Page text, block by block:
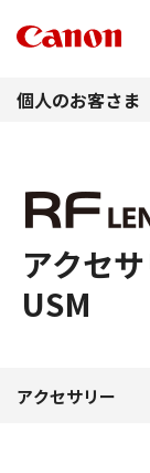
個人のお客さま
アクセ
USM
アクセサリー